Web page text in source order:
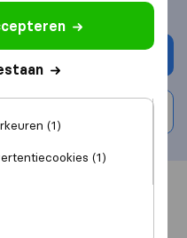
aan
(1)
(1)